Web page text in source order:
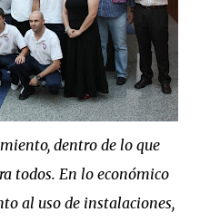
dentro de lo que
todos. En lo económico
al uso de instalaciones,